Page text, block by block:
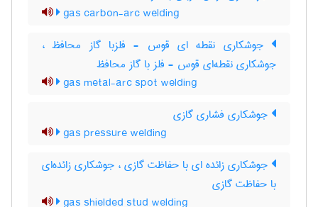
gas carbon-arc welding
جوشکاری نقطه ای قوس - فلزبا گاز محافظ ،
جوشکاری نقطه‌ای قوس - فلز با گاز محافظ
gas metal-arc spot welding
جوشکاری فشاری گازی
gas pressure welding
جوشکاری زائده ای با حفاظت گازی ، جوشکاری زائده‌ای
با حفاظت گازی
gas shielded stud welding